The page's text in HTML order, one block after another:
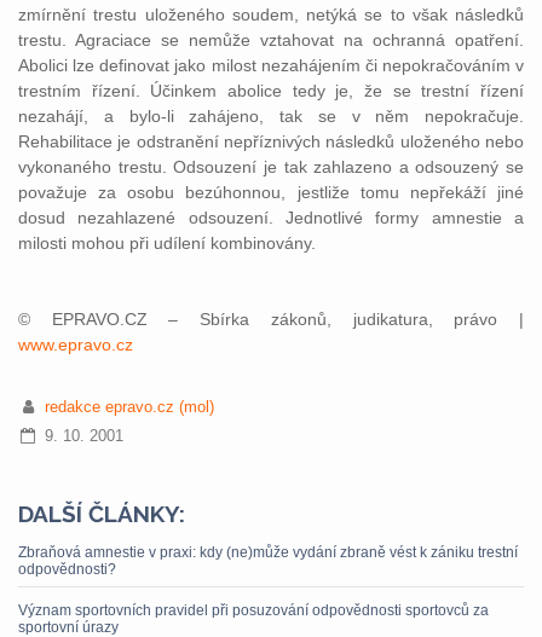
zmírnění trestu uloženého soudem, netýká se to však následků
trestu. Agraciace se nemůže vztahovat na ochranná opatření.
Abolici lze definovat jako milost nezahájením či nepokračováním v
trestním řízení. Účinkem abolice tedy je, že se trestní řízení
nezahájí, a bylo-li zahájeno, tak se v něm nepokračuje.
Rehabilitace je odstranění nepříznivých následků uloženého nebo
vykonaného trestu. Odsouzení je tak zahlazeno a odsouzený se
považuje za osobu bezúhonnou, jestliže tomu nepřekáží jiné
dosud nezahlazené odsouzení. Jednotlivé formy amnestie a
milosti mohou při udílení kombinovány.
© EPRAVO.CZ – Sbírka zákonů, judikatura, právo |
www.epravo.cz
redakce epravo.cz (mol)
9. 10. 2001
DALŠÍ ČLÁNKY:
Zbraňová amnestie v praxi: kdy (ne)může vydání zbraně vést k zániku trestní
odpovědnosti?
Význam sportovních pravidel při posuzování odpovědnosti sportovců za
sportovní úrazy